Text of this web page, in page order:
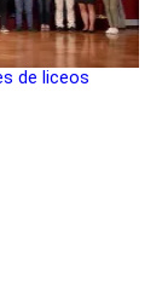
de liceos